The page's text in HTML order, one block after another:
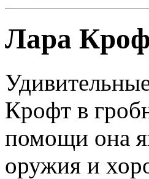
Лара
Крофт в
помощи она
оружия и